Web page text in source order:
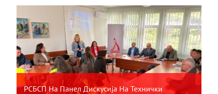
РСБСП На Панел Дискусија На Технички